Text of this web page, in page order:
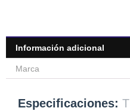
Información adicional
Marca
Especificaciones: